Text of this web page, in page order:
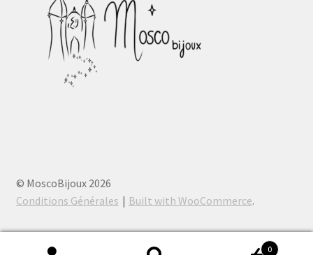
© MoscoBijoux 2026
Conditions Générales
Built with WooCommerce.
0